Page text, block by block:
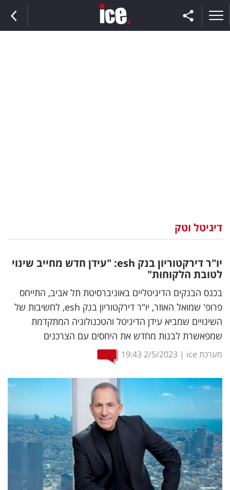
וצרכנות
דיגיטל
וטק
שיווק
ופרסום
משפט
מדדים
ומחקרים
דעות
רכילות
עסקית
קריפטו
דיגיטל וטק
יו"ר דירקטוריון בנק esh: "עידן חדש מחייב שינוי
לטובת הלקוחות"
בכנס הבנקים הדיגיטליים באוניברסיטת תל אביב, התייחס
פרופ' שמואל האוזר, יו"ר דירקטוריון בנק esh, לחשיבות של
השינויים שמביא עידן הדיגיטל והטכנולוגיה המתקדמת
שמפאשרת לבנות מחדש את היחסים עם הצרכנים
מערכת ice |
2/5/2023
19:43